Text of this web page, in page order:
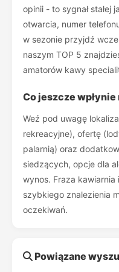
opinii - to sygnał stałej
otwarcia, numer
w sezonie przyjdź
naszym TOP 5
amatorów kawy
Co jeszcze wpłynie
Weź pod uwagę
rekreacyjne), ofertę
palarnią) oraz
siedzących, opcje dla
wynos. Fraza kawiarnia
szybkiego znalezienia
oczekiwań.
Powiązane